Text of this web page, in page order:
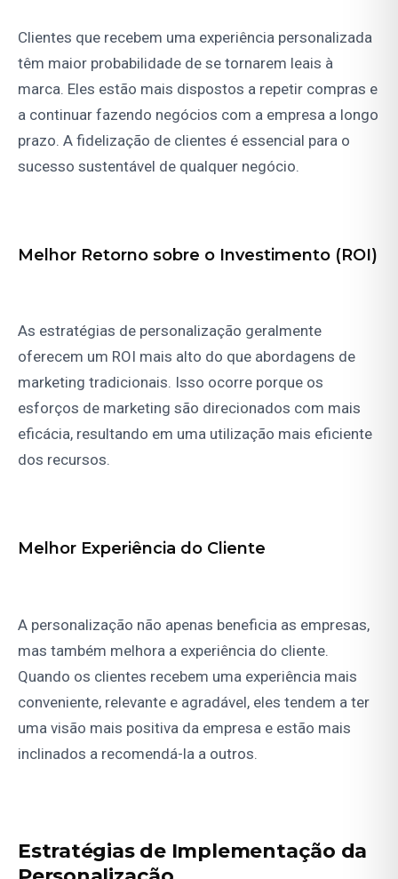
Clientes que recebem uma experiência personalizada
têm maior probabilidade de se tornarem leais à
marca. Eles estão mais dispostos a repetir compras e
a continuar fazendo negócios com a empresa a longo
prazo. A fidelização de clientes é essencial para o
sucesso sustentável de qualquer negócio.
Melhor Retorno sobre o Investimento (ROI)
As estratégias de personalização geralmente
oferecem um ROI mais alto do que abordagens de
marketing tradicionais. Isso ocorre porque os
esforços de marketing são direcionados com mais
eficácia, resultando em uma utilização mais eficiente
dos recursos.
Melhor Experiência do Cliente
A personalização não apenas beneficia as empresas,
mas também melhora a experiência do cliente.
Quando os clientes recebem uma experiência mais
conveniente, relevante e agradável, eles tendem a ter
uma visão mais positiva da empresa e estão mais
inclinados a recomendá-la a outros.
Estratégias de Implementação da